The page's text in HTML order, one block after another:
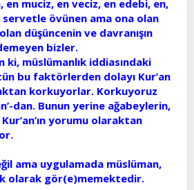
en muciz, en veciz, en edebi, en,
servetle övünen ama ona olan
düşüncenin ve davranışın
bizler.
ki, müslümanlık iddiasındaki
bu faktörlerden dolayı Kur’an
korkuyorlar. Korkuyoruz
dan. Bunun yerine ağabeylerin,
yorumu olaraktan
ama uygulamada müslüman,
olarak gör(e)memektedir.